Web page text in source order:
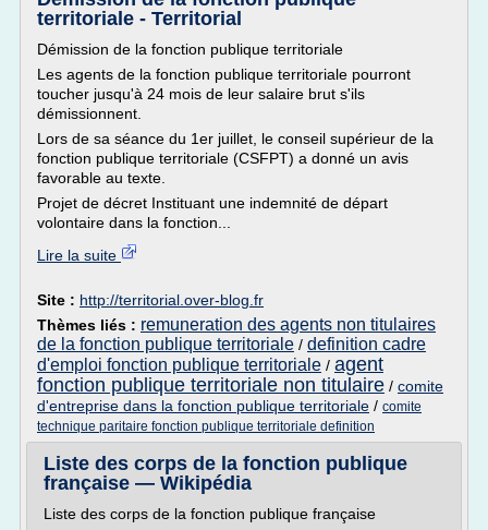
territoriale - Territorial
Démission de la fonction publique territoriale
Les agents de la fonction publique territoriale pourront
toucher jusqu'à 24 mois de leur salaire brut s'ils
démissionnent.
Lors de sa séance du 1er juillet, le conseil supérieur de la
fonction publique territoriale (CSFPT) a donné un avis
favorable au texte.
Projet de décret Instituant une indemnité de départ
volontaire dans la fonction...
Lire la suite
Site : http://territorial.over-blog.fr
Thèmes liés : remuneration des agents non titulaires
de la fonction publique territoriale / definition cadre
d'emploi fonction publique territoriale / agent
fonction publique territoriale non titulaire / comite
d'entreprise dans la fonction publique territoriale / comite
technique paritaire fonction publique territoriale definition
Liste des corps de la fonction publique
française — Wikipédia
Liste des corps de la fonction publique française